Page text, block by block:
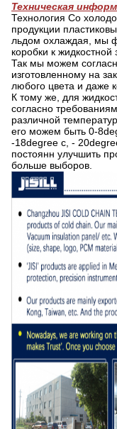
Техническая
Технология Co
продукции
льдом охлаждая, мы
коробки к
Так мы можем
изготовленному на
любого цвета и даже
К тому же, для
согласно
различной
его можем быть 0-
-18degree c, -
постоянн улучшить
больше выборов.